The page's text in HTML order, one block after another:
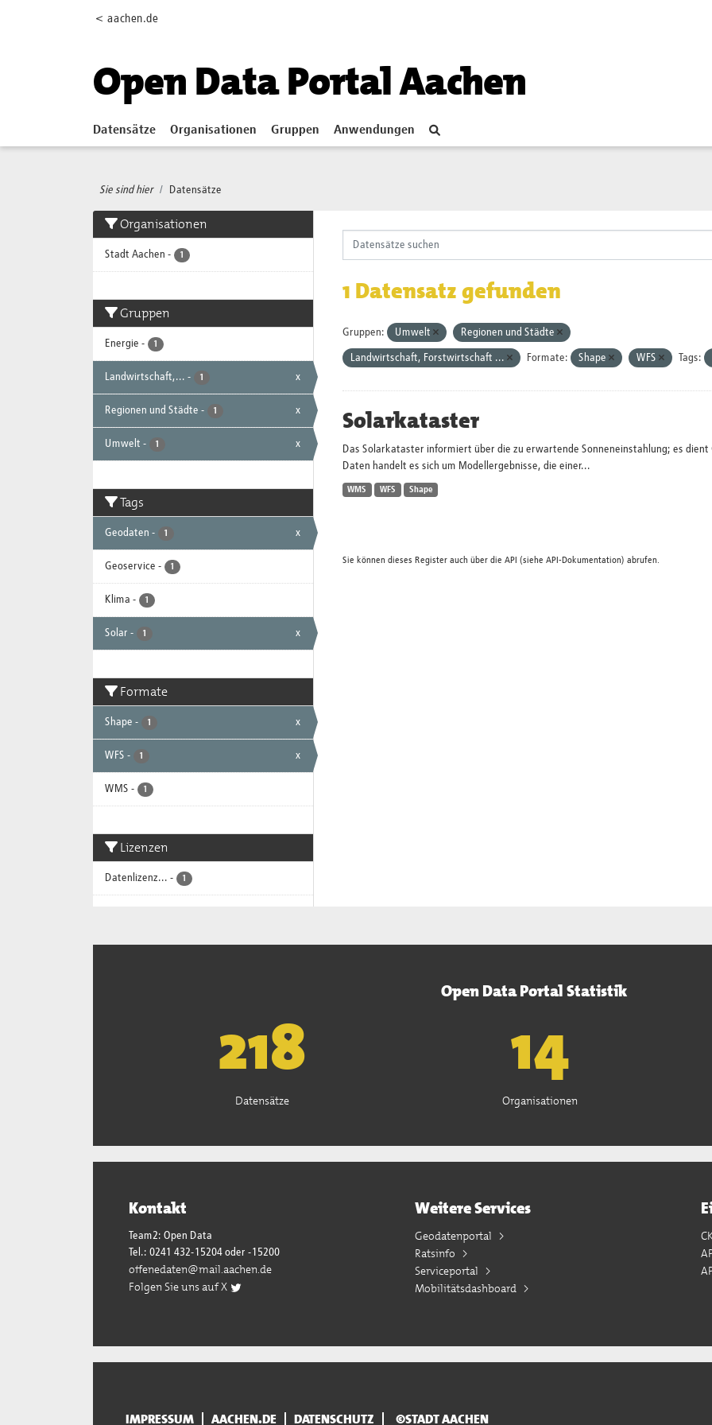
< aachen.de
Open Data Portal Aachen
Datensätze Organisationen Gruppen Anwendungen
Sie sind hier Datensätze
Organisationen
Stadt Aachen - 1
Gruppen
Energie - 1
Landwirtschaft,... - 1 x
Regionen und Städte - 1 x
Umwelt - 1 x
Tags
Geodaten - 1 x
Geoservice - 1
Klima - 1
Solar - 1 x
Formate
Shape - 1 x
WFS - 1 x
WMS - 1
Lizenzen
Datenlizenz... - 1
1 Datensatz gefunden
Gruppen: Umwelt Regionen und Städte
Landwirtschaft, Forstwirtschaft ... Formate: Shape WFS Tags:
Solarkataster
Das Solarkataster informiert über die zu erwartende Sonneneinstahlung; es
Daten handelt es sich um Modellergebnisse, die einer...
WMS WFS Shape
Sie können dieses Register auch über die API (siehe API-Dokumentation) abrufen.
Open Data Portal Statistik
221
Datensätze
15
Organisationen
Kontakt
Team2: Open Data
Tel.: 0241 432-15204 oder -15200
offenedaten@mail.aachen.de
Folgen Sie uns auf X
Weitere Services
Geodatenportal
Ratsinfo
Serviceportal
Mobilitätsdashboard
IMPRESSUM AACHEN.DE DATENSCHUTZ ©STADT AACHEN